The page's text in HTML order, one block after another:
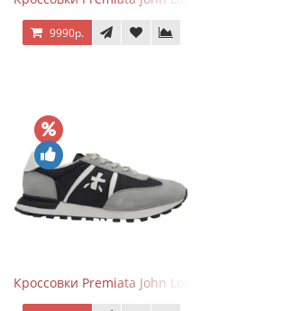
9990р.
Кроссовки Premiata John Low Grey Black